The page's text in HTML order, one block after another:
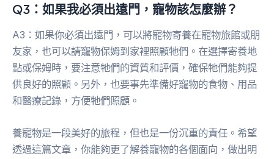
Q3：如果我必須出遠門，寵物該怎麼辦？
A3：如果你必須出遠門，可以將寵物寄養在寵物旅館或朋
友家，也可以請寵物保姆到家裡照顧牠們。在選擇寄養地
點或保姆時，要注意牠們的資質和評價，確保牠們能夠提
供良好的照顧。另外，也要事先準備好寵物的食物、用品
和醫療記錄，方便牠們照顧。
養寵物是一段美好的旅程，但也是一份沉重的責任。希望
透過這篇文章，你能夠更了解養寵物的各個面向，做出明